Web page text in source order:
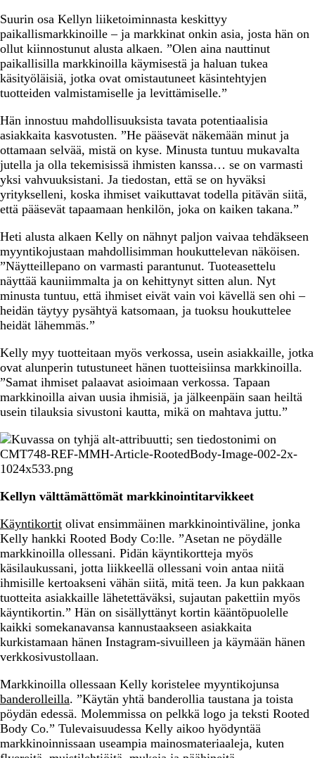
Suurin osa Kellyn liiketoiminnasta keskittyy
paikallismarkkinoille – ja markkinat onkin asia, josta hän on
ollut kiinnostunut alusta alkaen. ”Olen aina nauttinut
paikallisilla markkinoilla käymisestä ja haluan tukea
käsityöläisiä, jotka ovat omistautuneet käsintehtyjen
tuotteiden valmistamiselle ja levittämiselle.”
Hän innostuu mahdollisuuksista tavata potentiaalisia
asiakkaita kasvotusten. ”He pääsevät näkemään minut ja
ottamaan selvää, mistä on kyse. Minusta tuntuu mukavalta
jutella ja olla tekemisissä ihmisten kanssa… se on varmasti
yksi vahvuuksistani. Ja tiedostan, että se on hyväksi
yritykselleni, koska ihmiset vaikuttavat todella pitävän siitä,
että pääsevät tapaamaan henkilön, joka on kaiken takana.”
Heti alusta alkaen Kelly on nähnyt paljon vaivaa tehdäkseen
myyntikojustaan mahdollisimman houkuttelevan näköisen.
”Näytteillepano on varmasti parantunut. Tuoteasettelu
näyttää kauniimmalta ja on kehittynyt sitten alun. Nyt
minusta tuntuu, että ihmiset eivät vain voi kävellä sen ohi –
heidän täytyy pysähtyä katsomaan, ja tuoksu houkuttelee
heidät lähemmäs.”
Kelly myy tuotteitaan myös verkossa, usein asiakkaille, jotka
ovat alunperin tutustuneet hänen tuotteisiinsa markkinoilla.
”Samat ihmiset palaavat asioimaan verkossa. Tapaan
markkinoilla aivan uusia ihmisiä, ja jälkeenpäin saan heiltä
usein tilauksia sivustoni kautta, mikä on mahtava juttu.”
Kellyn välttämättömät markkinointitarvikkeet
Käyntikortit olivat ensimmäinen markkinointiväline, jonka
Kelly hankki Rooted Body Co:lle. ”Asetan ne pöydälle
markkinoilla ollessani. Pidän käyntikortteja myös
käsilaukussani, jotta liikkeellä ollessani voin antaa niitä
ihmisille kertoakseni vähän siitä, mitä teen. Ja kun pakkaan
tuotteita asiakkaille lähetettäväksi, sujautan pakettiin myös
käyntikortin.” Hän on sisällyttänyt kortin kääntöpuolelle
kaikki somekanavansa kannustaakseen asiakkaita
kurkistamaan hänen Instagram-sivuilleen ja käymään hänen
verkkosivustollaan.
Markkinoilla ollessaan Kelly koristelee myyntikojunsa
banderolleilla. ”Käytän yhtä banderollia taustana ja toista
pöydän edessä. Molemmissa on pelkkä logo ja teksti Rooted
Body Co.” Tulevaisuudessa Kelly aikoo hyödyntää
markkinoinnissaan useampia mainosmateriaaleja, kuten